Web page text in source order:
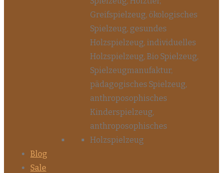
Blog
Sale